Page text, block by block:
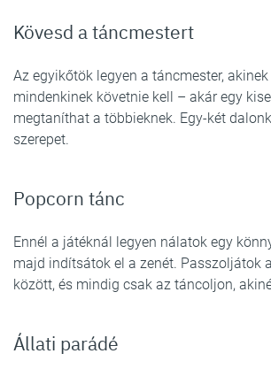
Kövesd a táncmestert
Az egyikőtök legyen a táncmester,
mindenkinek követnie kell – akár egy
megtaníthat a többieknek. Egy-két
szerepet.
Popcorn tánc
Ennél a játéknál legyen nálatok egy
majd indítsátok el a zenét. Passzoljátok
között, és mindig csak az táncoljon,
Állati parádé